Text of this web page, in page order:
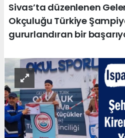
Sivas’ta düzenlenen
Okçuluğu Türkiye
gururlandıran bir